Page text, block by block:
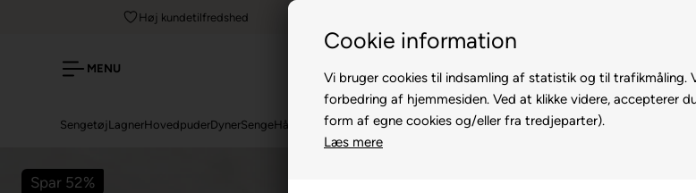
Cookie information
Vi bruger cookies til indsamling af statistik og til trafikmåling.
forbedring af hjemmesiden. Ved at klikke videre, accepterer
form af egne cookies og/eller fra tredjeparter).
Læs mere
Høj kundetilfredshed
MENU
SengetøjLagnerHovedpuderDynerSengeHåndklæderTopmadrasserRullemadrasserBolig
Spar 52%